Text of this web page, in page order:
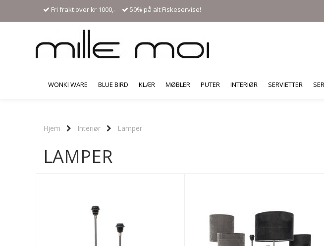
Fri frakt over kr 1000,- 50% på alt Fiskeservise!
WONKI WARE BLUE BIRD KLÆR MØBLER PUTER INTERIØR SERVIETTER
Hjem Interiør Lamper
LAMPER